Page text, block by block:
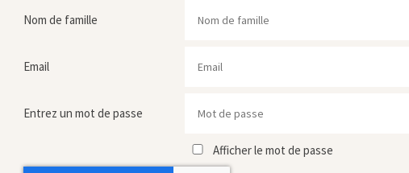
Nom de famille
Email
Entrez un mot de passe
Afficher le mot de passe